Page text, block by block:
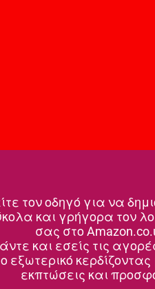
τον οδηγό για να
και γρήγορα τον
σας στο
και εσείς τις
εξωτερικό
εκπτώσεις και